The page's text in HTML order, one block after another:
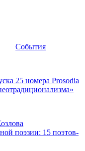
События
25 номера Prosodia
поэзии: 15 поэтов-